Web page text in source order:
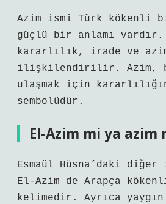
Azim ismi Türk kökenli
güçlü bir anlamı
kararlılık, irade ve
ilişkilendirilir. Azim,
ulaşmak için
sembolüdür.
El-Azim mi ya azim
Esmaül Hüsna’daki
El-Azim de Arapça
kelimedir. Ayrıca